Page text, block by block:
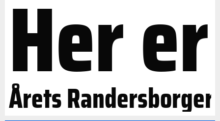
Her er
Årets Randersborger